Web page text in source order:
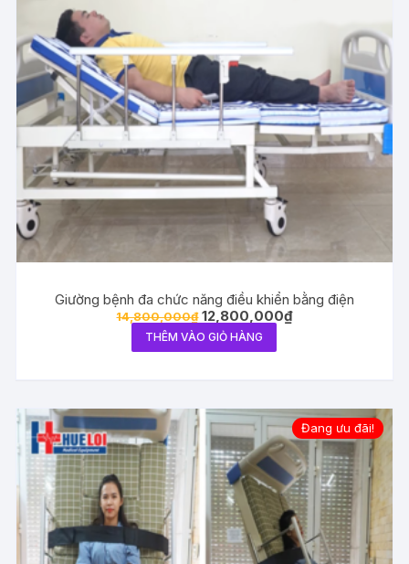
Giường bệnh đa chức năng điều khiển bằng điện
14,800,000₫ Giá
gốc
là:
14,800,000₫.
12,800,000₫Giá
hiện
THÊM VÀO GIỎ HÀNG
Đang ưu đãi!